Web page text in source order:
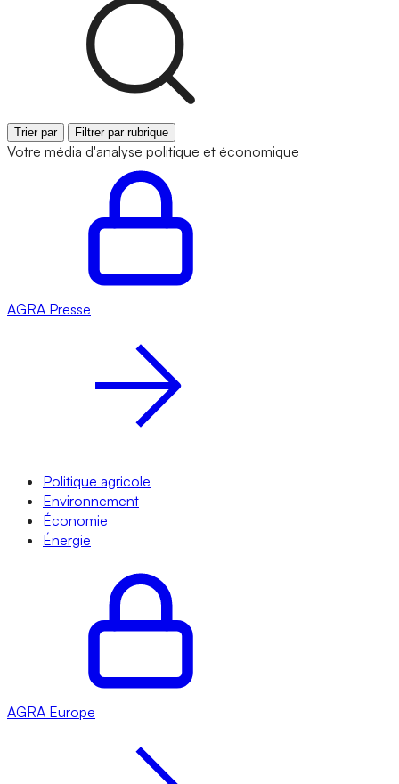
Trier par Filtrer par rubrique
Votre média d'analyse politique et économique
AGRA Presse
Politique agricole
Environnement
Économie
Énergie
AGRA Europe